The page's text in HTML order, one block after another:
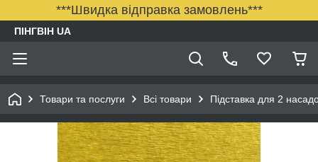
***Швидка відправка замовлень***
ПІНГВІН UA
Товари та послуги Всі товари Підставка для 2